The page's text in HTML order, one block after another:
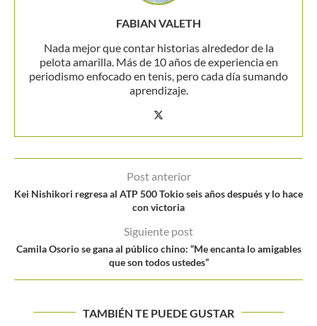
FABIAN VALETH
Nada mejor que contar historias alrededor de la
pelota amarilla. Más de 10 años de experiencia en
periodismo enfocado en tenis, pero cada día sumando
aprendizaje.
Post anterior
Kei Nishikori regresa al ATP 500 Tokio seis años después y lo hace
con victoria
Siguiente post
Camila Osorio se gana al público chino: “Me encanta lo amigables
que son todos ustedes”
TAMBIÉN TE PUEDE GUSTAR